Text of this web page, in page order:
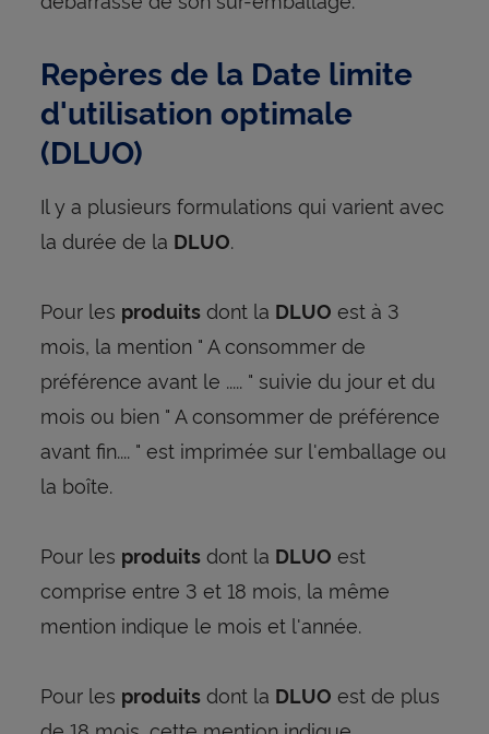
Repères de la Date limite
d'utilisation optimale
(DLUO)
Il y a plusieurs formulations qui varient avec
la durée de la DLUO.
Pour les produitsdont la DLUO est à 3
mois, la mention " A consommer de
préférence avant le ..... " suivie du jour et du
mois ou bien " A consommer de préférence
avant fin.... " est imprimée sur l'emballage ou
la boîte.
Pour les produitsdont la DLUO est
comprise entre 3 et 18 mois, la même
mention indique le mois et l'année.
Pour les produitsdont la DLUO est de plus